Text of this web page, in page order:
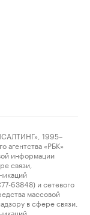
1995–
«РБК»
информации
связи,
63848) и сетевого
массовой
в сфере связи,